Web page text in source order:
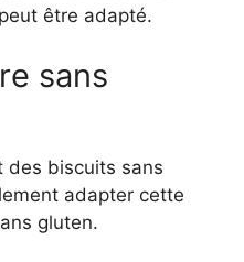
être adapté.
sans
des biscuits sans
adapter cette
gluten.